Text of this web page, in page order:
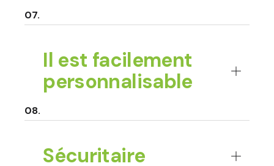
Il est facilement
personnalisable
Sécuritaire